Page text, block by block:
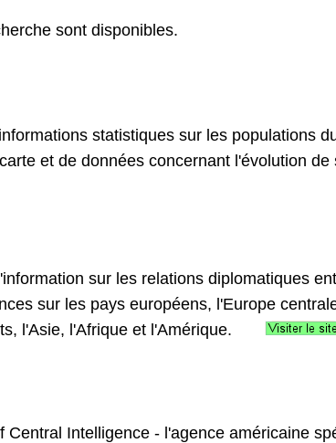
sont disponibles.
statistiques sur les populations
et de données concernant l'évolution de
sur les relations diplomatiques
sur les pays européens, l'Europe
l'Asie, l'Afrique et l'Amérique.
Intelligence - l'agence américaine